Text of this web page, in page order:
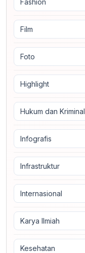
Fashion
Film
Foto
Highlight
Hukum dan Kriminal
Infografis
Infrastruktur
Internasional
Karya Ilmiah
Kesehatan